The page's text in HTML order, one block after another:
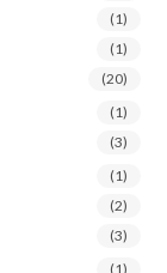
(1)
(1)
(20)
(1)
(3)
(1)
(2)
(3)
(1)